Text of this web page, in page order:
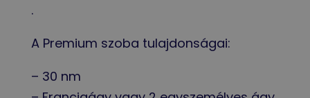
.
A Premium szoba tulajdonságai:
– 30 nm